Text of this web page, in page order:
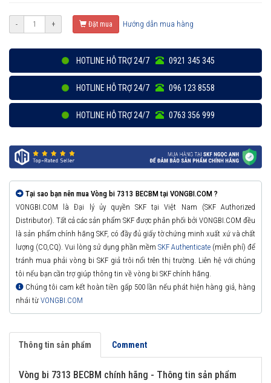
- + Đặt mua Hướng dẫn mua hàng
HOTLINE HỖ TRỢ 24/7 0921 345 345
HOTLINE HỖ TRỢ 24/7 096 123 8558
HOTLINE HỖ TRỢ 24/7 0763 356 999
Tại sao bạn nên mua Vòng bi 7313 BECBM tại VONGBI.COM ?
VONGBI.COM là Đại lý ủy quyền SKF tại Việt Nam (SKF Authorized
Distributor). Tất cả các sản phẩm SKF được phân phối bởi VONGBI.COM đều
là sản phẩm chính hãng SKF, có đầy đủ giấy tờ chứng minh xuất xứ và chất
lượng (CO,CQ). Vui lòng sử dụng phần mềm SKF Authenticate (miễn phí) để
tránh mua phải vòng bi SKF giả trôi nổi trên thị trường. Liên hệ với chúng
tôi nếu bạn cần trợ giúp thông tin về vòng bi SKF chính hãng.
Chúng tôi cam kết hoàn tiền gấp 500 lần nếu phát hiện hàng giả, hàng
nhái từ VONGBI.COM
Thông tin sản phẩm Comment
Vòng bi 7313 BECBM chính hãng - Thông tin sản phẩm